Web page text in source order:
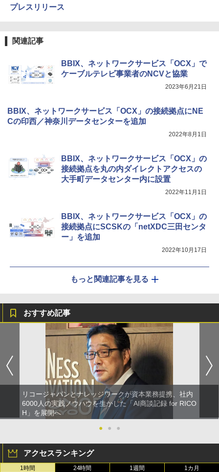
プレスリリース
関連記事
BBIX、ネットワークサービス「OCX」で
ケーブルテレビ事業者のNCVと協業
2023年6月21日
BBIX、ネットワークサービス「OCX」の接続拠点にNE
Cの印西／神奈川データセンターを追加
2022年8月1日
BBIX、ネットワークサービス「OCX」の
接続拠点を丸の内ダイレクトアクセスの
大手町データセンター内に設置
2022年11月1日
BBIX、ネットワークサービス「OCX」の
接続拠点にSCSKの「netXDC三田センタ
ー」を追加
2022年10月17日
もっと関連記事を見る
おすすめ記事
リコージャパンとナレッジワークが資本業務提携、社内
6000人の実践ノウハウを生かした「AI商談記録 for RICO
H」を展開へ
●
● ●
アクセスランキング
1時間 24時間 1週間 1カ月